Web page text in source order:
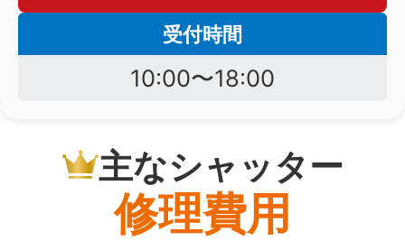
受付時間
10:00〜18:00
主なシャッター
修理費用